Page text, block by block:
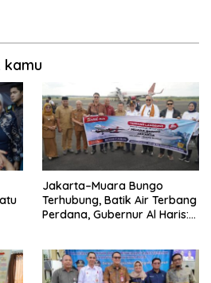
kamu
Jakarta–Muara Bungo
Terhubung, Batik Air Terbang
Perdana, Gubernur Al Haris: